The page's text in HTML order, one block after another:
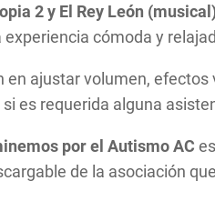
2 y El Rey León
cómoda y
en ajustar volumen,
es requerida alguna
por el Autismo AC
de la asociación